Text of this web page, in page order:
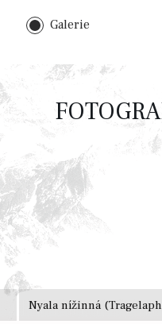
Galerie
Nyala nížinná